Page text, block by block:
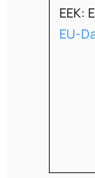
EEK:
EU-